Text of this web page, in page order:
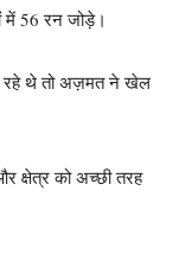
में 56 रन जोड़े।
रहे थे तो अज़मत ने खेल
क्षेत्र को अच्छी तरह